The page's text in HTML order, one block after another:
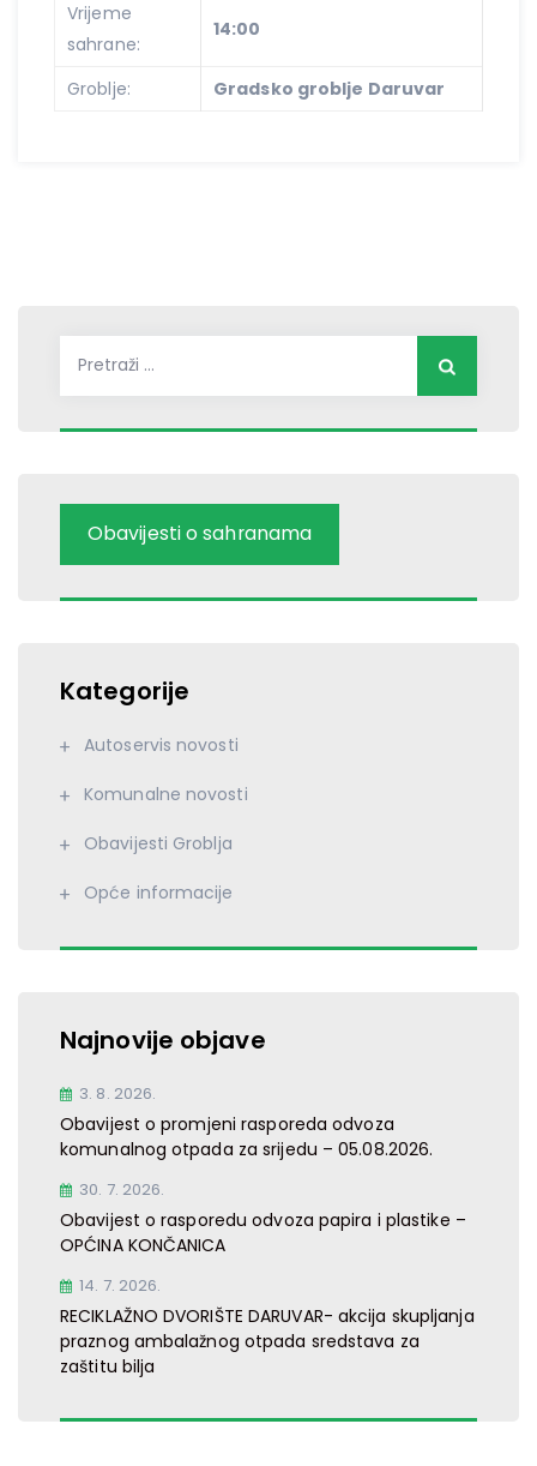
Vrijeme
sahrane:
14:00
Groblje: Gradsko groblje Daruvar
Obavijesti o sahranama
Kategorije
Autoservis novosti
Komunalne novosti
Obavijesti Groblja
Opće informacije
Najnovije objave
3. 8. 2026.
Obavijest o promjeni rasporeda odvoza
komunalnog otpada za srijedu – 05.08.2026.
30. 7. 2026.
Obavijest o rasporedu odvoza papira i plastike –
OPĆINA KONČANICA
14. 7. 2026.
RECIKLAŽNO DVORIŠTE DARUVAR- akcija skupljanja
praznog ambalažnog otpada sredstava za
zaštitu bilja